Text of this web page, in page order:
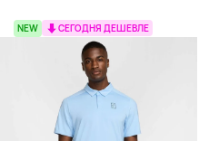
NEW СЕГОДНЯ ДЕШЕВЛЕ